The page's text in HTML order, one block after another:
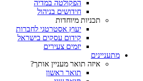
הפקולטה במדיה
חידושים בניהול
תכניות מיוחדות
יעוץ אסטרטגי לחברות
קידום עסקים בישראל
יזמים צעירים
מתעניינים
איזה תואר מעניין אותך?
תואר ראשון